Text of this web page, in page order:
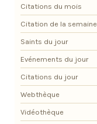
Citations du mois
Citation de la semaine
Saints du jour
Evénements du jour
Citations du jour
Webthèque
Vidéothèque